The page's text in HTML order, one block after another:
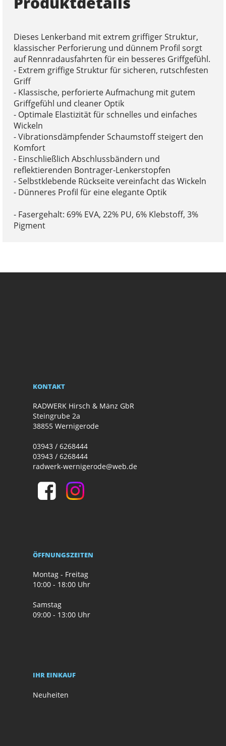
Dieses Lenkerband mit extrem griffiger Struktur,
klassischer Perforierung und dünnem Profil sorgt
auf Rennradausfahrten für ein besseres Griffgefühl.
- Extrem griffige Struktur für sicheren, rutschfesten
Griff
- Klassische, perforierte Aufmachung mit gutem
Griffgefühl und cleaner Optik
- Optimale Elastizität für schnelles und einfaches
Wickeln
- Vibrationsdämpfender Schaumstoff steigert den
Komfort
- Einschließlich Abschlussbändern und
reflektierenden Bontrager-Lenkerstopfen
- Selbstklebende Rückseite vereinfacht das Wickeln
- Dünneres Profil für eine elegante Optik
- Fasergehalt: 69% EVA, 22% PU, 6% Klebstoff, 3%
Pigment
KONTAKT
RADWERK Hirsch & Mänz GbR
Steingrube 2a
38855 Wernigerode
03943 / 6268444
03943 / 6268444
radwerk-wernigerode@web.de
ÖFFNUNGSZEITEN
Montag - Freitag
10:00 - 18:00 Uhr
Samstag
09:00 - 13:00 Uhr
IHR EINKAUF
Neuheiten